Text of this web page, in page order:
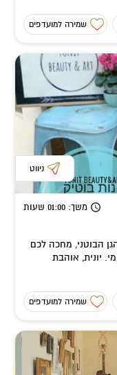
שמירה למועדפים
ניווט
משך: 01:00 שעות
הבוטני, מחכה לכם
יונית, אוהבת
שמירה למועדפים